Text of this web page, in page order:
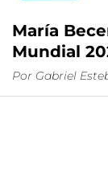
María
Mundial
Por Gabriel